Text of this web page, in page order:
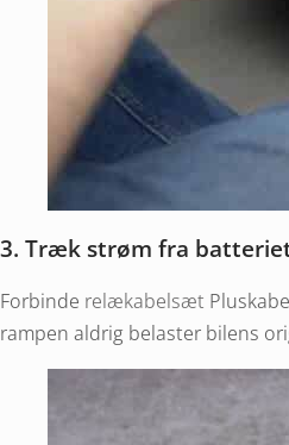
3. Træk strøm fra
Forbinde relækabelsæt
rampen aldrig belaster bilens